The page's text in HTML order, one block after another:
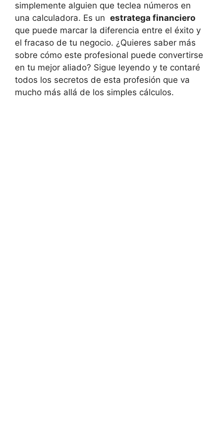
simplemente alguien que teclea ⁢números‌ en
una calculadora. Es un ⁢ estratega ⁣financiero
que‍ puede marcar la diferencia entre el éxito‍ y⁢
el fracaso de tu negocio. ‍¿Quieres saber más
sobre cómo este profesional puede convertirse
en⁣ tu mejor ⁢aliado? Sigue leyendo y⁣ te contaré
todos los ⁢secretos de esta⁢ profesión⁣ que va
‍mucho más allá⁣ de los simples cálculos.